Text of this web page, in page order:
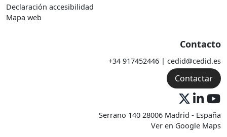
Declaración accesibilidad
Mapa web
Contacto
+34 917452446 | cedid@cedid.es
Contactar
Serrano 140 28006 Madrid - España
Ver en Google Maps